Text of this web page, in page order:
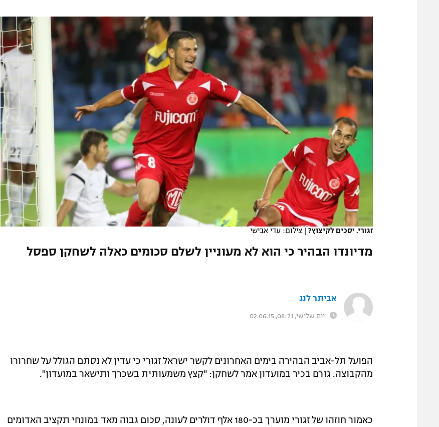
תקנון משתתפים וזוכים בפרסים
תקנון עבור פעילות אלקטרה
תקנון עבור פעילות ספורט 1 – "מרלן"
טניס
גיימינג E-Sports
תנאי שימוש
מדיניות פרטיות
תקנון פעילות ספורט 1
רשיון להקרנה פומבית לבית עסק
הצטרפות לחבילת הערוצים
לוח דרושים – ג'ובנט
תגיות
המגזין
הפועל תל אביב
הפועל חיפה
הפועל באר שבע
מכבי נתניה
בני יהודה
ליגה סינית
ליגה ברזילאית
ליגות נוספות
זגורי. יסכים לקיצוץ? | צילום: עדי אבישי
מדיונדו הבהיר כי הוא לא מעוניין לשלם סכומים כאלה לשחקן ספסל
אביתר לנג
יום שלישי, 08:21, 02.06.15
הפועל תל-אביב הבהירה בימים האחרונים לקשר ישראל זגורי כי עדין לא נסתם הגולל על שחרורו
מהקבוצה. גורם בכיר במועדון אמר לשחקן: "קצץ משמעותית בשכרך ותישאר במועדון".
כאמור חוזהו של זגורי מוערך בכ-180 אלף דולרים לעונה, סכום גבוה מאד במונחי תקציב האדומים